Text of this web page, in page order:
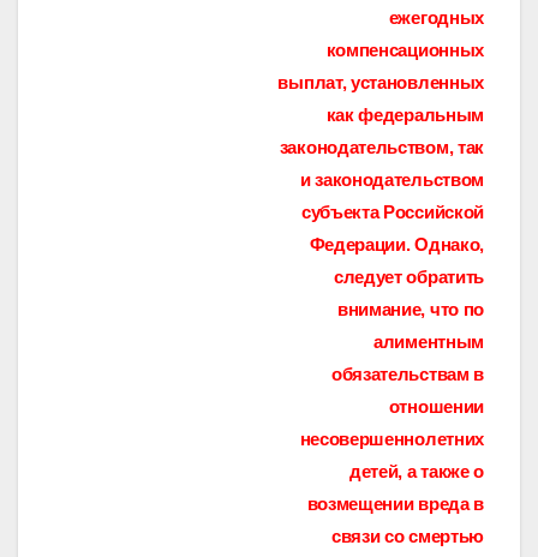
ежегодных
компенсационных
выплат, установленных
как федеральным
законодательством, так
и законодательством
субъекта Российской
Федерации. Однако,
следует обратить
внимание, что по
алиментным
обязательствам в
отношении
несовершеннолетних
детей, а также о
возмещении вреда в
связи со смертью